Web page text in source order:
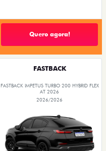
Quero agora!
FASTBACK
FASTBACK IMPETUS TURBO 200 HYBRID FLEX
AT 2026
2026/2026